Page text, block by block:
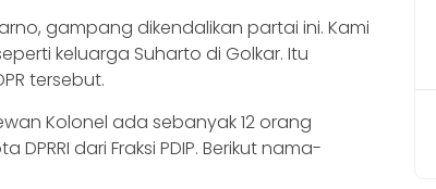
gampang dikendalikan partai ini. Kami
keluarga Suharto di Golkar. Itu
tersebut.
Kolonel ada sebanyak 12 orang
dari Fraksi PDIP. Berikut nama-